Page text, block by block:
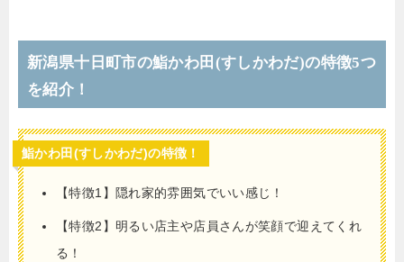
新潟県十日町市の鮨かわ田(すしかわだ)の特徴5つ
を紹介！
鮨かわ田(すしかわだ)の特徴！
【特徴1】隠れ家的雰囲気でいい感じ！
【特徴2】明るい店主や店員さんが笑顔で迎えてくれ
る！